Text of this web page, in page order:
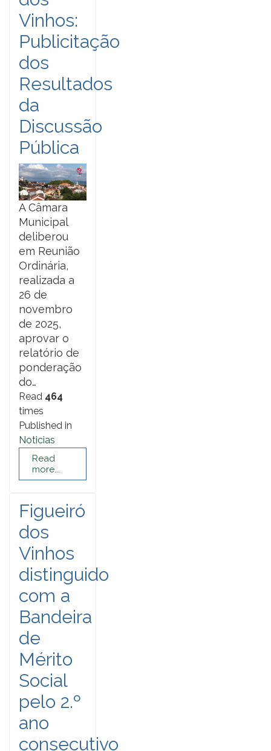
Vinhos:
Publicitação
dos
Resultados
da
Discussão
Pública
A Câmara
Municipal
deliberou
em Reunião
Ordinária,
realizada a
26 de
novembro
de 2025,
aprovar o
relatório de
ponderação
do…
Read 464
times
Published in
Noticias
Read
more...
Figueiró
dos
Vinhos
distinguido
com a
Bandeira
de
Mérito
Social
pelo 2.º
ano
consecutivo